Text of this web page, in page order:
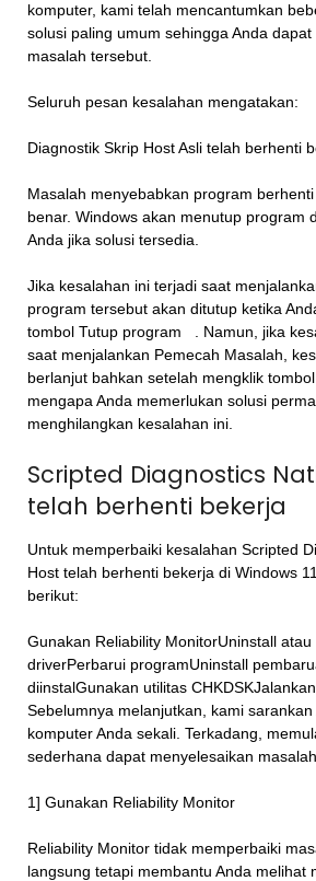
komputer, kami telah mencantumkan
solusi paling umum sehingga Anda
masalah tersebut.
Seluruh pesan kesalahan mengatakan:
Diagnostik Skrip Host Asli telah berhenti
Masalah menyebabkan program
benar. Windows akan menutup program
Anda jika solusi tersedia.
Jika kesalahan ini terjadi saat
program tersebut akan ditutup ketika
tombol Tutup program
. Namun, jika
saat menjalankan Pemecah Masalah,
berlanjut bahkan setelah mengklik
mengapa Anda memerlukan solusi
menghilangkan kesalahan ini.
Scripted Diagnostics
telah berhenti bekerja
Untuk memperbaiki kesalahan Scripted
Host telah berhenti bekerja di Windows
berikut:
Gunakan Reliability MonitorUninstall atau
driverPerbarui programUninstall
diinstalGunakan utilitas
Sebelumnya melanjutkan, kami
komputer Anda sekali. Terkadang,
sederhana dapat menyelesaikan masalah.
1] Gunakan Reliability Monitor
Reliability Monitor tidak memperbaiki
langsung tetapi membantu Anda melihat